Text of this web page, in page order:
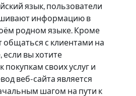
язык, пользователи
информацию в
родном языке. Кроме
общаться с клиентами на
если вы хотите
покупкам своих услуг и
веб-сайта является
шагом на пути к